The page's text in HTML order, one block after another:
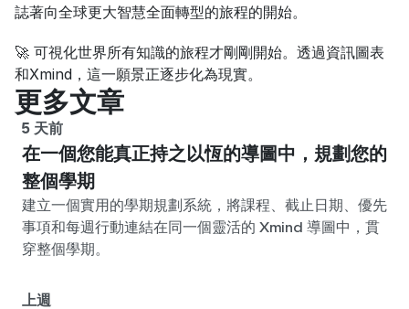
誌著向全球更大智慧全面轉型的旅程的開始。
🚀 可視化世界所有知識的旅程才剛剛開始。透過資訊圖表
和Xmind，這一願景正逐步化為現實。
更多文章
5 天前
在一個您能真正持之以恆的導圖中，規劃您的
整個學期
建立一個實用的學期規劃系統，將課程、截止日期、優先
事項和每週行動連結在同一個靈活的 Xmind 導圖中，貫
穿整個學期。
上週